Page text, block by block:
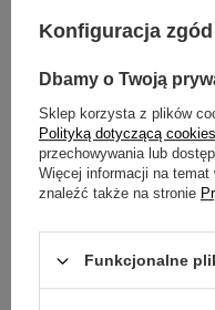
Kubek szklany 360 ml
granatowe uszko z Twoim
34,99 zł
Konfiguracja zgód
Dbamy o Twoją
Sklep korzysta z plików
Polityką dotyczącą cookies
przechowywania lub
Więcej informacji na
znaleźć także na stronie
Funkcjonalne